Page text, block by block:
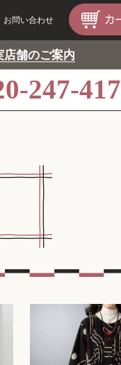
お問い合わせ
店舗のご案内
247-417